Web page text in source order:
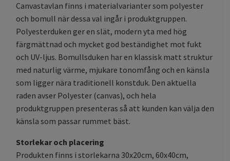
Canvastavlan finns i materialvarianter som polyester
och bomull när dessa val ingår i produktgruppen.
Polyesterduken ger en slät, modern yta med hög
färgmättnad och mycket god beständighet mot fukt
och UV-ljus. Bomullsduken har en klassisk matt struktur
med naturlig värme, mjukare tonomfång och en känsla
som ligger nära traditionell konstduk. Den aktuella
raden avser Polyester (canvas), och hela
produktgruppen presenteras så att kunden kan välja den
känsla som passar rummet bäst.
Storlekar och placering
Produkten finns i storlekarna 30x20cm, 60x40cm,